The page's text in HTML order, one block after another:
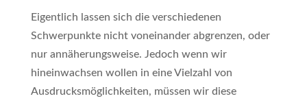
Eigentlich lassen sich die verschiedenen
Schwerpunkte nicht voneinander abgrenzen, oder
nur annäherungsweise. Jedoch wenn wir
hineinwachsen wollen in eine Vielzahl von
Ausdrucksmöglichkeiten, müssen wir diese